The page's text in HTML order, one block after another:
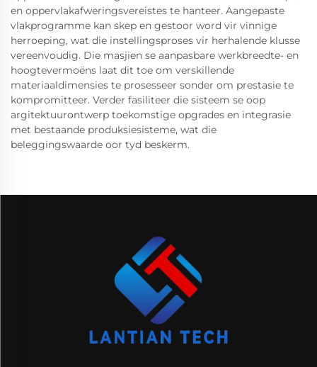
en oppervlakafweringsvereistes te hanteer. Aangepaste
vlakprogramme kan skep en gestoor word vir vinnige
herroeping, wat die instellingsproses vir herhalende klusse
vereenvoudig. Die masjien se aanpasbare werkbreedte- en
hoogtevermoëns laat dit toe om verskillende
materiaaldimensies te prosesseer sonder om prestasie te
kompromitteer. Verder fasiliteer die sisteem se oop
argitektuurontwerp toekomstige opgrades en integrasie
met bestaande produksiesisteme, wat die
beleggingswaarde oor tyd beskerm.